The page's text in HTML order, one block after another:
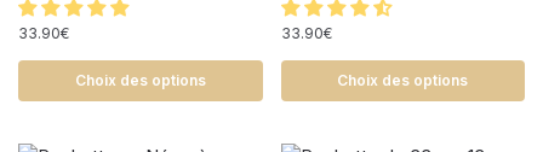
33.90€
Choix des options
33.90€
Choix des options